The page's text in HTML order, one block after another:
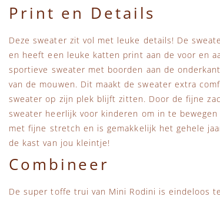
Print en Details
Deze sweater zit vol met leuke details! De
en heeft een leuke katten print aan de voor en
sportieve sweater met boorden aan de
van de mouwen. Dit maakt de sweater extra
sweater op zijn plek blijft zitten. Door de fijne
sweater heerlijk voor kinderen om in te
met fijne stretch en is gemakkelijk het gehele
de kast van jou kleintje!
Combineer
De super toffe trui van Mini Rodini is eindeloos